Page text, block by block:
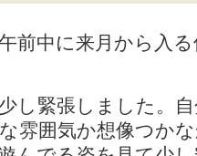
前中に来月から入
し緊張しました。
雰囲気か想像つか